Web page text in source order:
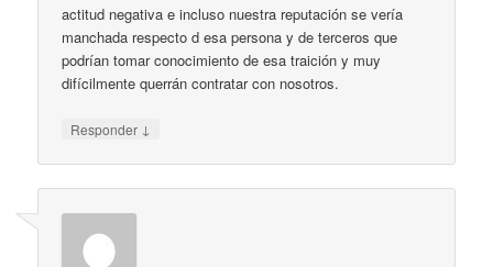
actitud negativa e incluso nuestra reputación se vería
manchada respecto d esa persona y de terceros que
podrían tomar conocimiento de esa traición y muy
difícilmente querrán contratar con nosotros.
Responder ↓